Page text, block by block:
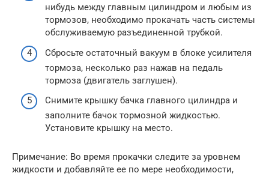
нибудь между главным цилиндром и любым из
тормозов, необходимо прокачать часть системы
обслуживаемую разъединенной трубкой.
Сбросьте остаточный вакуум в блоке усилителя
тормоза, несколько раз нажав на педаль
тормоза (двигатель заглушен).
Снимите крышку бачка главного цилиндра и
заполните бачок тормозной жидкостью.
Установите крышку на место.
Примечание: Во время прокачки следите за уровнем
жидкости и добавляйте ее по мере необходимости,